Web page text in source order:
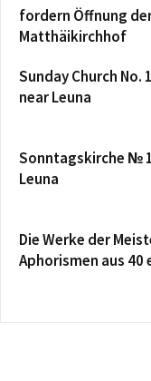
fordern Öffnung
Matthäikirchhof
Sunday Church No.
near Leuna
Sonntagskirche №
Leuna
Die Werke der
Aphorismen aus